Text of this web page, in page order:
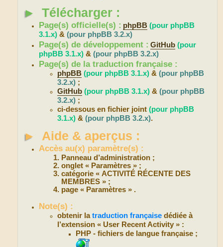
► Télécharger :
Page(s) officielle(s) : phpBB (pour phpBB
3.1.x) &(pour phpBB 3.2.x)
Page(s) de développement : GitHub (pour
phpBB 3.1.x) &(pour phpBB 3.2.x)
Page(s) de la traduction française :
phpBB (pour phpBB 3.1.x) &(pour phpBB
3.2.x) ;
GitHub (pour phpBB 3.1.x) &(pour phpBB
3.2.x) ;
ci-dessous en fichier joint(pour phpBB
3.1.x) &(pour phpBB 3.2.x).
► Aide & aperçus :
Accès au(x) paramètre(s) :
Panneau d’administration ;
onglet « Paramètres » ;
catégorie « ACTIVITÉ RÉCENTE DES
MEMBRES » ;
page « Paramètres » .
Note(s) :
obtenir latraduction française dédiée à
l’extension « User Recent Activity » :
PHP - fichiers de langue française ;